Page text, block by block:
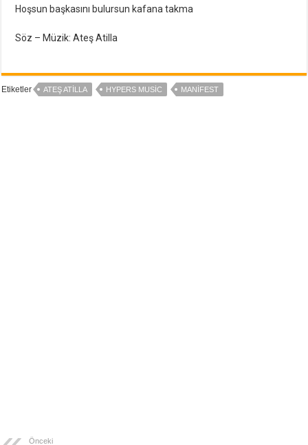
Hoşsun başkasını bulursun kafana takma
Söz – Müzik: Ateş Atilla
Etiketler ATEŞ ATILLA HYPERS MUSIC MANIFEST
Önceki